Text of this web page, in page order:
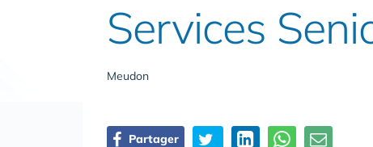
Services
Meudon
Partager